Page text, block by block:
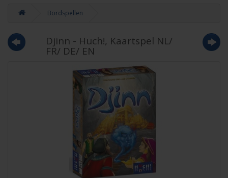
Bordspellen
Djinn - Huch!, Kaartspel NL/
FR/ DE/ EN